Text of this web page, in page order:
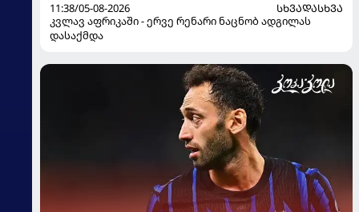
11:38/05-08-2026
ᲡᲮᲕᲐᲓᲐᲡᲮᲕᲐ
კვლავ აფრიკაში - ერვე რენარი ნაცნობ ადგილას
დასაქმდა